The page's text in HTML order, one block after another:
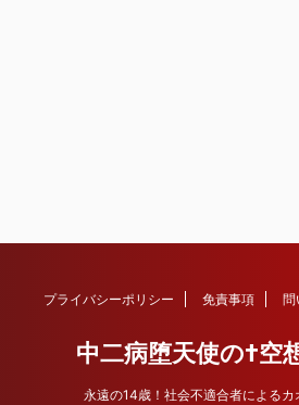
プライバシーポリシー 免責事項 問
中二病堕天使の†空
永遠の14歳！社会不適合者によるカ